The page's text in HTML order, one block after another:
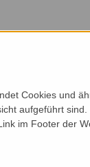
Cookies und
aufgeführt
im Footer der